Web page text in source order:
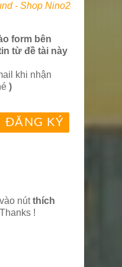
- Shop Nino24 Com
form bên
từ đề tài này
khi nhận
)
nútthích
!